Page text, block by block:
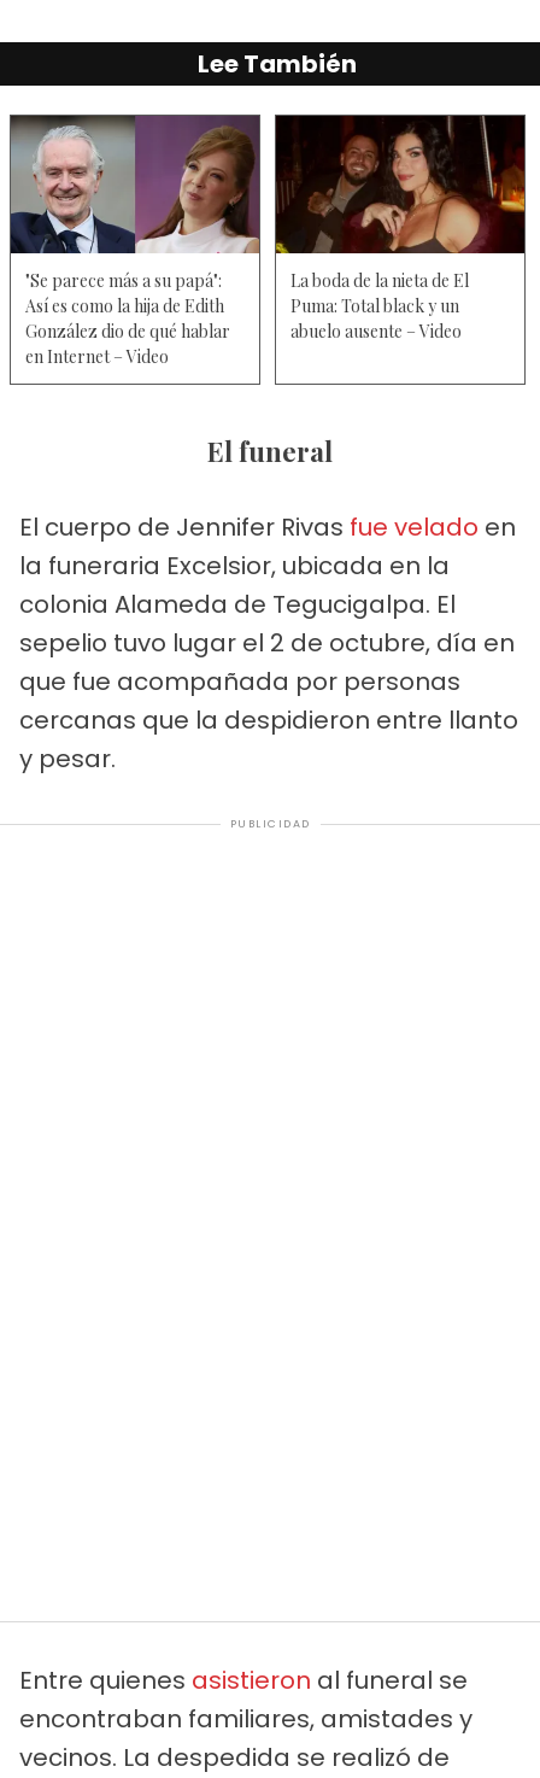
Lee También
"Se parece más a su papá":
Así es como la hija de Edith
González dio de qué hablar
en Internet – Video
La boda de la nieta de El
Puma: Total black y un
abuelo ausente – Video
El funeral
El cuerpo de Jennifer Rivas fue velado en
la funeraria Excelsior, ubicada en la
colonia Alameda de Tegucigalpa. El
sepelio tuvo lugar el 2 de octubre, día en
que fue acompañada por personas
cercanas que la despidieron entre llanto
y pesar.
PUBLICIDAD
Entre quienes asistieron al funeral se
encontraban familiares, amistades y
vecinos. La despedida se realizó de